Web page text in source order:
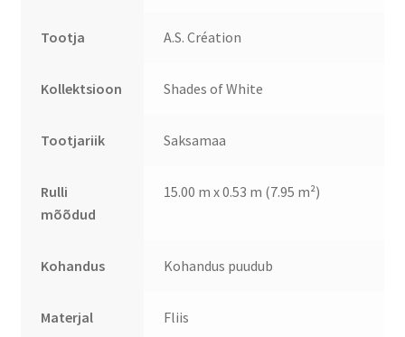
Tootja A.S. Création
Kollektsioon Shades of White
Tootjariik Saksamaa
Rulli
mõõdud
15.00 m x 0.53 m (7.95 m²)
Kohandus Kohandus puudub
Materjal Fliis